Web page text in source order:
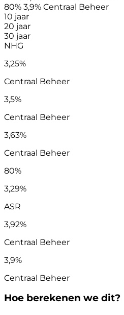
80% 3,9% Centraal Beheer
10 jaar
20 jaar
30 jaar
NHG
3,25%
Centraal Beheer
3,5%
Centraal Beheer
3,63%
Centraal Beheer
80%
3,29%
ASR
3,92%
Centraal Beheer
3,9%
Centraal Beheer
Hoe berekenen we dit?